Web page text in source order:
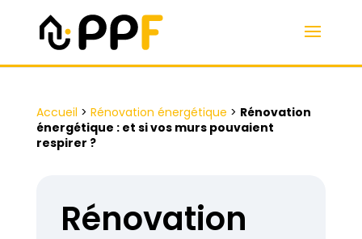
Accueil > Rénovation énergétique > Rénovation
énergétique : et si vos murs pouvaient
respirer ?
Rénovation